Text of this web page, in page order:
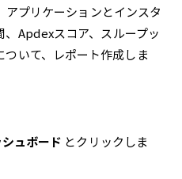
プリケーションとインスタ
、Apdexスコア、スループッ
ついて、レポート作成しま
ュボード とクリックしま